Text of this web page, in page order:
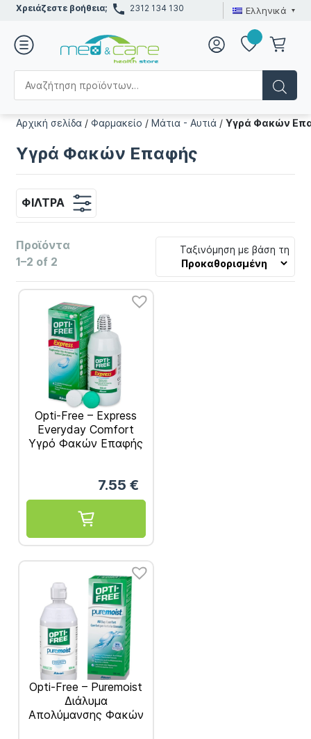
Χρειάζεστε βοήθεια; 2312 134 130 Ελληνικά
Αρχική σελίδα /Φαρμακείο /Μάτια - Αυτιά /Υγρά Φακών
Υγρά Φακών Επαφής
ΦΊΛΤΡΑ
Προϊόντα
1–2 of 2
Ταξινόμηση με βάση τη
Opti-Free – Express
Everyday Comfort
Υγρό Φακών Επαφής
7.55 €
Opti-Free – Puremoist
Διάλυμα
Απολύμανσης Φακών